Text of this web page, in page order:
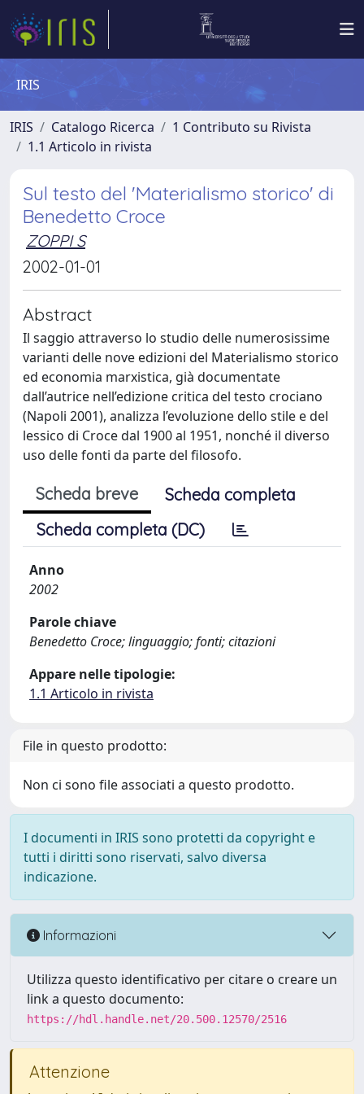
IRIS
IRIS Catalogo Ricerca
1 Contributo su Rivista
1.1 Articolo in rivista
Sul testo del 'Materialismo storico' di
Benedetto Croce
ZOPPI S
2002-01-01
Abstract
Il saggio attraverso lo studio delle numerosissime
varianti delle nove edizioni del Materialismo storico
ed economia marxistica, già documentate
dall’autrice nell’edizione critica del testo crociano
(Napoli 2001), analizza l’evoluzione dello stile e del
lessico di Croce dal 1900 al 1951, nonché il diverso
uso delle fonti da parte del filosofo.
Scheda breve
Scheda completa
Scheda completa (DC)
Anno
2002
Parole chiave
Benedetto Croce; linguaggio; fonti; citazioni
Appare nelle tipologie:
1.1 Articolo in rivista
File in questo prodotto:
Non ci sono file associati a questo prodotto.
I documenti in IRIS sono protetti da copyright e
tutti i diritti sono riservati, salvo diversa
indicazione.
Informazioni
Utilizza questo identificativo per citare o creare un
link a questo documento:
https://hdl.handle.net/20.500.12570/2516
Attenzione